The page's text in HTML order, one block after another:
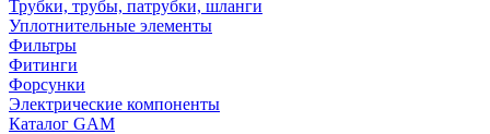
Трубки, трубы, патрубки, шланги
Уплотнительные элементы
Фильтры
Фитинги
Форсунки
Электрические компоненты
Каталог GAM